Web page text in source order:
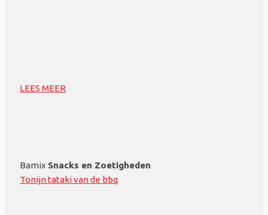
LEES MEER
Bamix Snacks en Zoetigheden
Tonijn tataki van de bbq